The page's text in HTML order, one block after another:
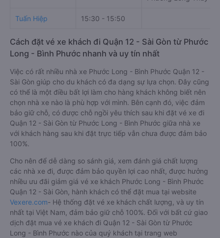
Tuấn Hiệp 15:30 - 15:50
Cách đặt vé xe khách đi Quận 12 - Sài Gòn từ Phước
Long - Bình Phước nhanh và uy tín nhất
Việc có rất nhiều nhà xe Phước Long - Bình Phước Quận 12 -
Sài Gòn giúp cho du khách có đa dạng sự lựa chọn. Đây cũng
có thể là một điều bất lợi làm cho hàng khách không biết nên
chọn nhà xe nào là phù hợp với mình. Bên cạnh đó, việc đảm
bảo giữ chỗ, có được chỗ ngồi yêu thích sau khi đặt vé xe đi
Quận 12 - Sài Gòn từ Phước Long - Bình Phước giữa nhà xe
với khách hàng sau khi đặt trực tiếp vẫn chưa được đảm bảo
100%.
Cho nên để dễ dàng so sánh giá, xem đánh giá chất lượng
các nhà xe đi, được đảm bảo quyền lợi cao nhất, được hưởng
nhiều ưu đãi giảm giá vé xe khách Phước Long - Bình Phước
Quận 12 - Sài Gòn, hành khách có thể đặt mua tại website
Vexere.com- Hệ thống đặt vé xe khách chất lượng, và uy tín
nhất tại Việt Nam, đảm bảo giữ chỗ 100%. Đối với bất cứ giao
dịch đặt mua vé xe khách đi Quận 12 - Sài Gòn từ Phước
Long - Bình Phước nào của quý khách tại trang web